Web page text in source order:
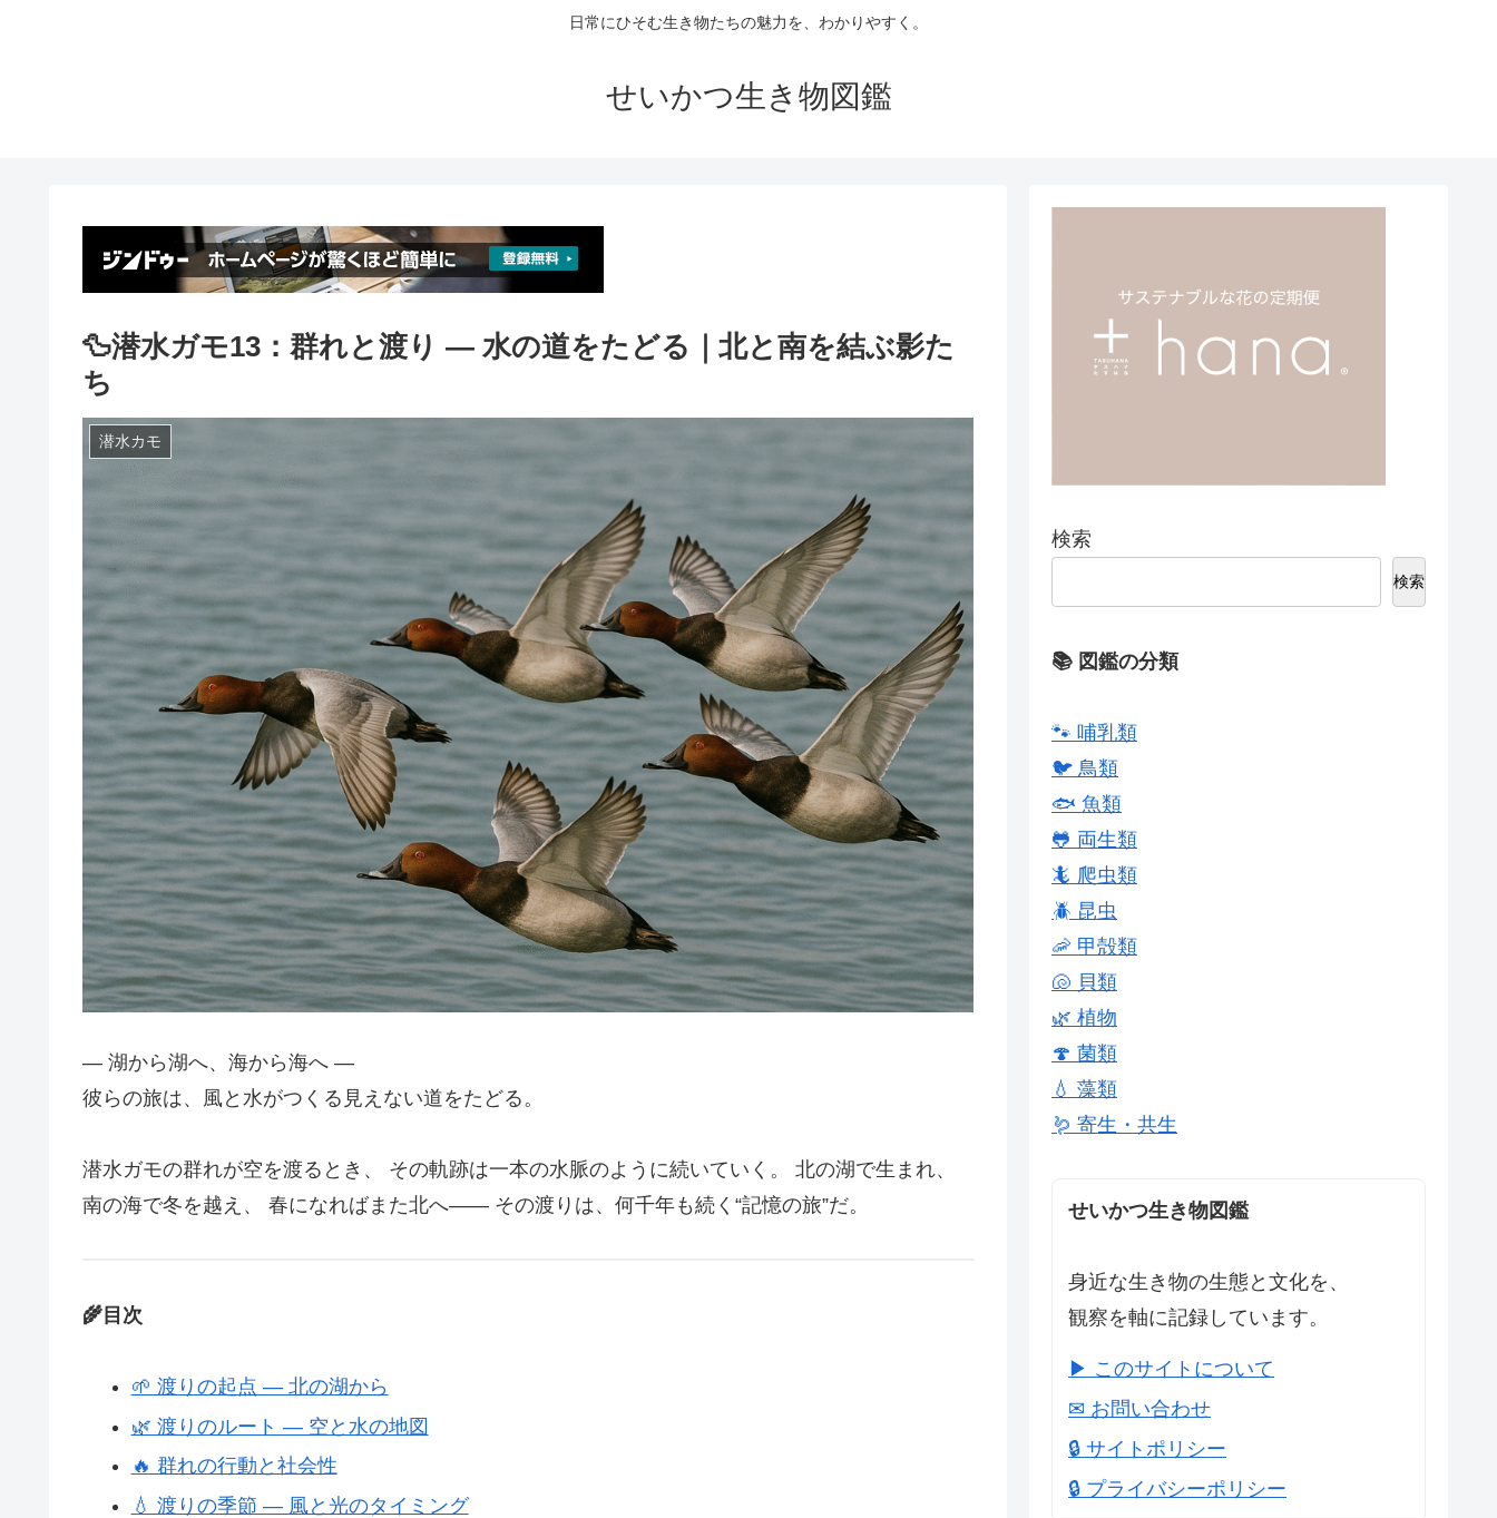
日常にひそむ生き物たちの魅力を、わかりやすく。
せいかつ生き物図鑑
🦆潜水ガモ13：群れと渡り ― 水の道をたどる｜北と南を結ぶ影た
ち
潜水カモ
― 湖から湖へ、海から海へ ―
彼らの旅は、風と水がつくる見えない道をたどる。
潜水ガモの群れが空を渡るとき、 その軌跡は一本の水脈のように続いていく。 北の湖で生まれ、
南の海で冬を越え、 春になればまた北へ―― その渡りは、何千年も続く“記憶の旅”だ。
🌾目次
🌱 渡りの起点 ― 北の湖から
🌿 渡りのルート ― 空と水の地図
🔥 群れの行動と社会性
💧 渡りの季節 ― 風と光のタイミング
検索
検索
📚 図鑑の分類
🐾 哺乳類
🐦 鳥類
🐟 魚類
🐸 両生類
🦎 爬虫類
🪲 昆虫
🦐 甲殻類
🐚 貝類
🌿 植物
🍄 菌類
💧 藻類
🪱 寄生・共生
せいかつ生き物図鑑
身近な生き物の生態と文化を、
観察を軸に記録しています。
▶ このサイトについて
✉ お問い合わせ
🔒 サイトポリシー
🔒 プライバシーポリシー